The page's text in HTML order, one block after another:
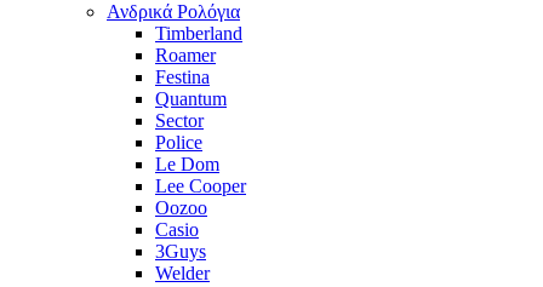
Ανδρικά Ρολόγια
Timberland
Roamer
Festina
Quantum
Sector
Police
Le Dom
Lee Cooper
Oozoo
Casio
3Guys
Welder